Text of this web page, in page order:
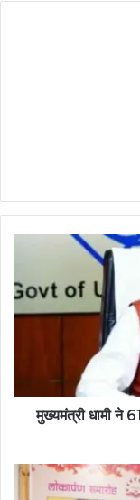
मुख्यमंत्री धामी ने